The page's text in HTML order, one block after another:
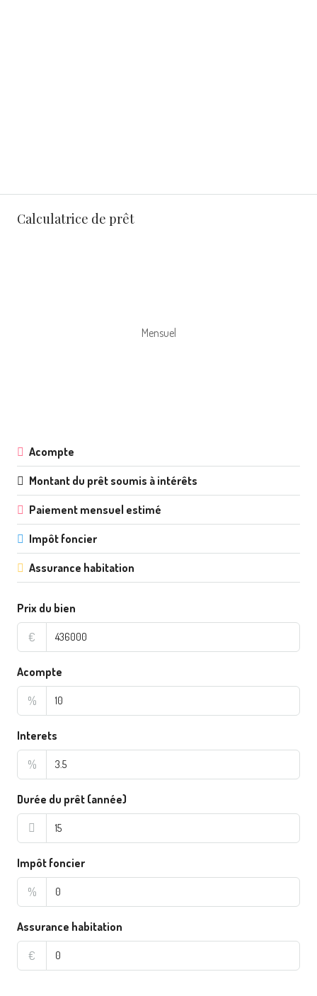
Calculatrice de prêt
Mensuel
Acompte
Montant du prêt soumis à intérêts
Paiement mensuel estimé
Impôt foncier
Assurance habitation
Prix du bien
€
Acompte
%
Interets
%
Durée du prêt (année)
Impôt foncier
%
Assurance habitation
€